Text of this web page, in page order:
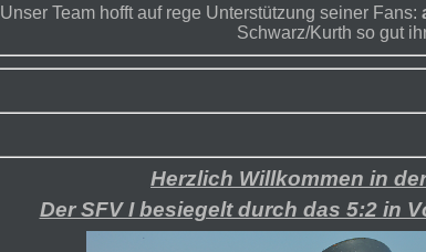
Unser Team hofft auf rege Unterstützung seiner Fans:
Schwarz/Kurth so gut
Herzlich Willkommen in
Der SFV I besiegelt durch das 5:2 in